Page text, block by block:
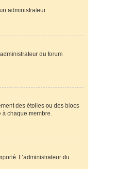
administrateur.
du forum
des étoiles ou des blocs
à chaque membre.
L’administrateur du